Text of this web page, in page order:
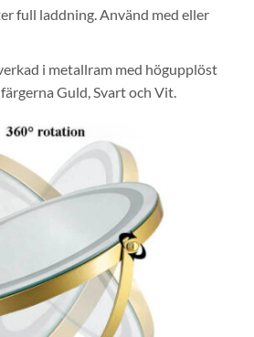
full laddning. Använd med eller
i metallram med högupplöst
Guld, Svart och Vit.